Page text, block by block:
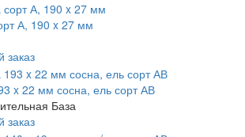
А, 190 x 27 мм
заказ
x 22 мм сосна, ель сорт АВ
База
заказ